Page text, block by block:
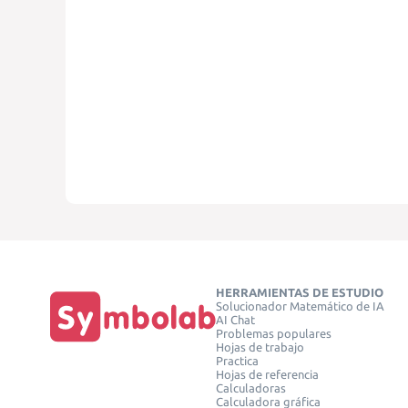
HERRAMIENTAS DE ESTUDIO
Solucionador Matemático de IA
AI Chat
Problemas populares
Hojas de trabajo
Practica
Hojas de referencia
Calculadoras
Calculadora gráfica